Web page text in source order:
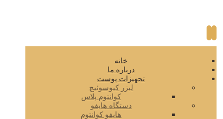
خانه
درباره ما
تجهیزات پوست
لیزر کیوسوئیچ
کوانتوم پلاس
دستگاه هایفو
هایفو کوانتوم